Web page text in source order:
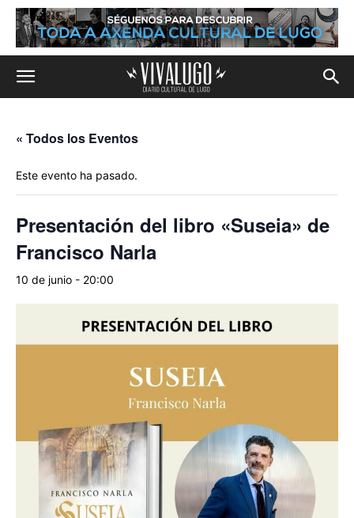
« Todos los Eventos
Este evento ha pasado.
Presentación del libro «Suseia» de
Francisco Narla
10 de junio - 20:00